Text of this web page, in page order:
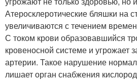
Атеросклеротические бляшки на
увеличиваются с течением
С током крови образовавшийся
кровеносной системе и угрожает
артерии. Такое нарушение
лишает орган снабжения